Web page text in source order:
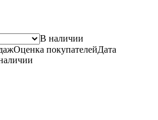
В наличии
Оценка покупателейДата